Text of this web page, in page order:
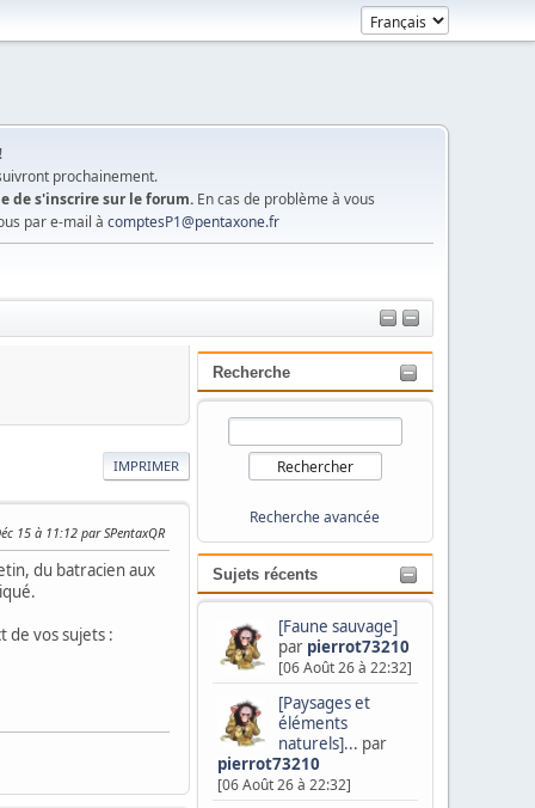
prochainement.
de s'inscrire sur le forum. En cas de problème à vous
par e-mail à comptesP1@pentaxone.fr
Recherche
Recherche avancée
Sujets récents
[Faune sauvage]
par pierrot73210
[06 Août 26 à 22:32]
[Paysages et
éléments
naturels]... par
pierrot73210
[06 Août 26 à 22:32]
IMPRIMER
15 à 11:12 par SPentaxQR
du batracien aux
de vos sujets :